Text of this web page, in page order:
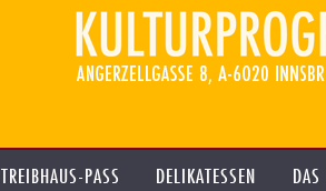
TREIBHAUS-PASS DELIKATESSEN